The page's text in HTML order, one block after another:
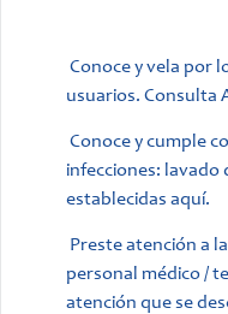
Conoce y vela por
usuarios. Consulta
Conoce y cumple
infecciones: lavado
establecidas aquí.
Preste atención a
personal médico /
atención que se